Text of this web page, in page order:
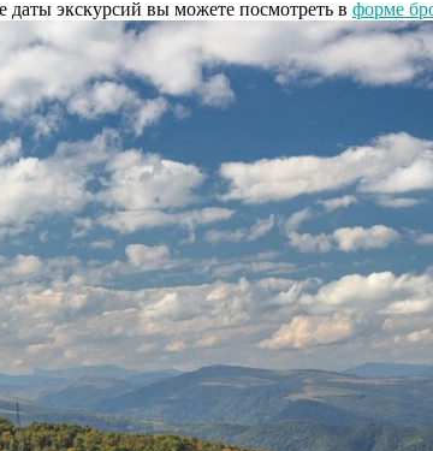
даты экскурсий вы можете посмотреть в форме